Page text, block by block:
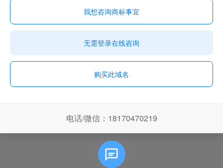
我想咨询商标事宜
无需登录在线咨询
购买此域名
电话/微信：18170470219